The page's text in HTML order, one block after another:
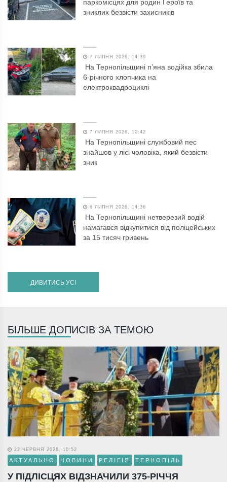
паркомісцях для родин Героїв та
зниклих безвісти захисників
7 ЛИПНЯ 2026, 14:39
На Тернопільщині п’яна водійка збила
6-річного хлопчика на
електроквадроциклі
7 ЛИПНЯ 2026, 10:42
На Тернопільщині службовий пес
знайшов у лісі чоловіка, який безвісти
зник
6 ЛИПНЯ 2026, 14:36
На Тернопільщині нетверезий водій
намагався відкупитися від поліцейських
за 15 тисяч гривень
ДИВИТИСЬ УСІ
БІЛЬШЕ ДОПИСІВ ЗА ТЕМОЮ
22 ЧЕРВНЯ 2026, 10:52
АКТУАЛЬНО НОВИНИ РЕЛІГІЯ ТЕРНОПІЛЬ
У ПІДЛІСЦЯХ ВІДЗНАЧИЛИ 375-РІЧЧЯ